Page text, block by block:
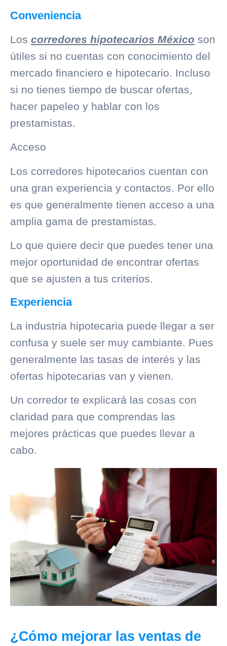
Conveniencia
Los corredores hipotecarios México son
útiles si no cuentas con conocimiento del
mercado financiero e hipotecario. Incluso
si no tienes tiempo de buscar ofertas,
hacer papeleo y hablar con los
prestamistas.
Acceso
Los corredores hipotecarios cuentan con
una gran experiencia y contactos. Por ello
es que generalmente tienen acceso a una
amplia gama de prestamistas.
Lo que quiere decir que puedes tener una
mejor oportunidad de encontrar ofertas
que se ajusten a tus criterios.
Experiencia
La industria hipotecaria puede llegar a ser
confusa y suele ser muy cambiante. Pues
generalmente las tasas de interés y las
ofertas hipotecarias van y vienen.
Un corredor te explicará las cosas con
claridad para que comprendas las
mejores prácticas que puedes llevar a
cabo.
¿Cómo mejorar las ventas de